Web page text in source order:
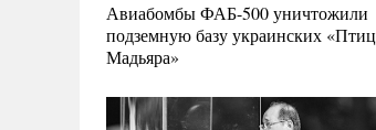
Авиабомбы ФАБ-500 уничтожили
подземную базу украинских «Птиц
Мадьяра»